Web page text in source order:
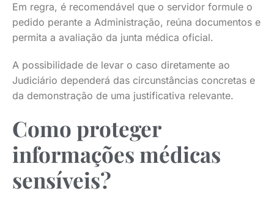
Em regra, é recomendável que o servidor formule o
pedido perante a Administração, reúna documentos e
permita a avaliação da junta médica oficial.
A possibilidade de levar o caso diretamente ao
Judiciário dependerá das circunstâncias concretas e
da demonstração de uma justificativa relevante.
Como proteger
informações médicas
sensíveis?